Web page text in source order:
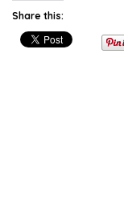
Share this: